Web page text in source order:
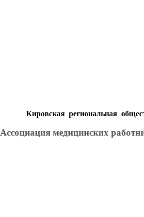
Кировская региональная
Ассоциация медицинских